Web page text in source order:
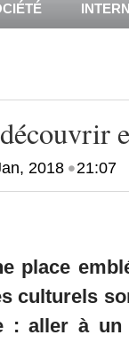
2018•21:07
place
culturels
: aller à